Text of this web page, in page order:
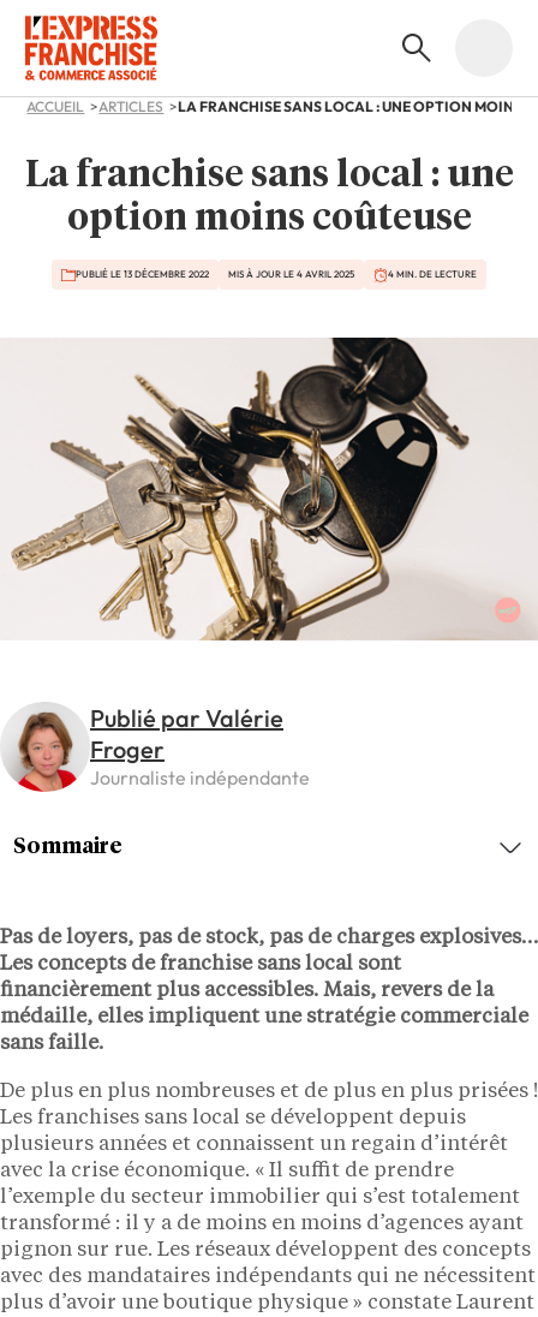
ACCUEIL ARTICLES
La franchise sans local : une
option moins coûteuse
PUBLIÉ LE 13 DÉCEMBRE 2022 MIS À JOUR LE 4 AVRIL 2025 4 MIN. DE LECTURE
Publié par Valérie
Froger
Journaliste indépendante
Pas de loyers, pas de stock, pas de charges explosives…
Les concepts de franchise sans local sont
financièrement plus accessibles. Mais, revers de la
médaille, elles impliquent une stratégie commerciale
sans faille.
De plus en plus nombreuses et de plus en plus prisées !
Les franchises sans local se développent depuis
plusieurs années et connaissent un regain d’intérêt
avec la crise économique. « Il suffit de prendre
l’exemple du secteur immobilier qui s’est totalement
transformé : il y a de moins en moins d’agences ayant
pignon sur rue. Les réseaux développent des concepts
avec des mandataires indépendants qui ne nécessitent
plus d’avoir une boutique physique » constate Laurent
Sommaire